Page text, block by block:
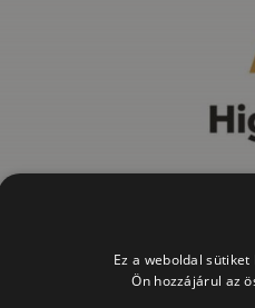
Ez a weboldal
Ön hozzájárul az